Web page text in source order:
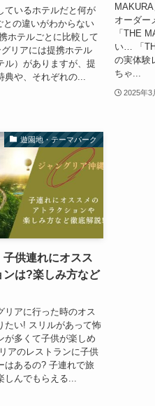
ているホテルだと何が
との違いがわからない
ホテルごとに比較して
リアには提携ホテル
ル）がありますが、提
や、それぞれの...
オーダー
「THE
い… 「
の実体験
ちゃ...
2025年3
遊園地・テーマパーク
子供連れにオスス
ンは?楽しみ方など
リアに行った時のオス
たい! スリルがあって怖
が多くて子供が楽しめ
アのレストランに子供
はあるの? 子連れで旅
んでもらえる...